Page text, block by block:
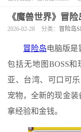
《魔兽世界》冒
2026-02-28 分类： 冒险岛
冒险岛电脑版是
包括无地图BOSS
亚、台湾、可口可
宠物，全新的现金
拿经验和金钱。